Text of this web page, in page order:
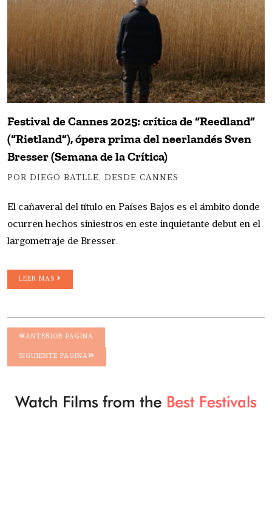
Festival de Cannes 2025: crítica de “Reedland”
(“Rietland”), ópera prima del neerlandés Sven
Bresser (Semana de la Crítica)
POR DIEGO BATLLE, DESDE CANNES
El cañaveral del título en Países Bajos es el ámbito donde
ocurren hechos siniestros en este inquietante debut en el
largometraje de Bresser.
LEER MAS
ANTERIOR PAGINA
SIGUIENTE PAGINA